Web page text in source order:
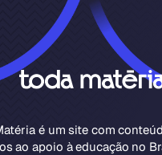
é um site com
ao apoio à educação no